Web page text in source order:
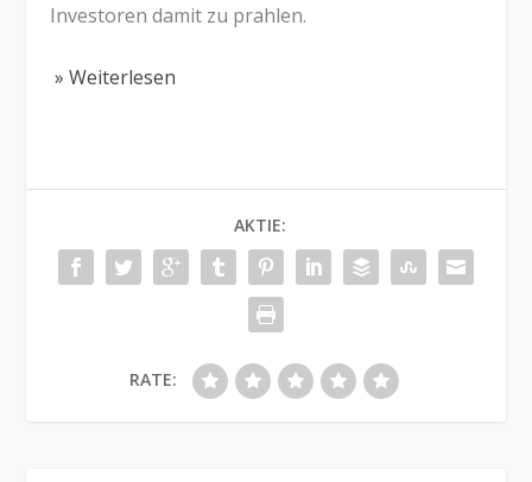
Investoren damit zu prahlen.
» Weiterlesen
AKTIE:
RATE: